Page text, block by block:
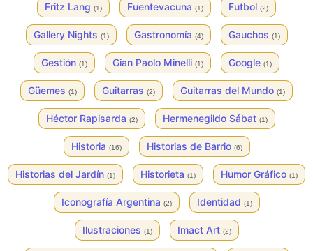
Fritz Lang (1) Fuentevacuna (1) Futbol (2)
Gallery Nights (1) Gastronomía (4) Gauchos (1)
Gestión (1) Gian Paolo Minelli (1) Google (1)
Güemes (1) Guitarras (2) Guitarras del Mundo (1)
Héctor Rapisarda (2) Hermenegildo Sábat (1)
Historia (16) Historias de Barrio (6)
Historias del Jardín (1) Historieta (1) Humor Gráfico (1)
Iconografía Argentina (2) Identidad (1)
Ilustraciones (1) Imact Art (2)